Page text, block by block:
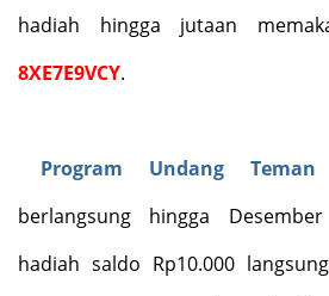
hadiah hingga jutaan
8XE7E9VCY.
Program Undang Teman
berlangsung hingga
hadiah saldo Rp10.000